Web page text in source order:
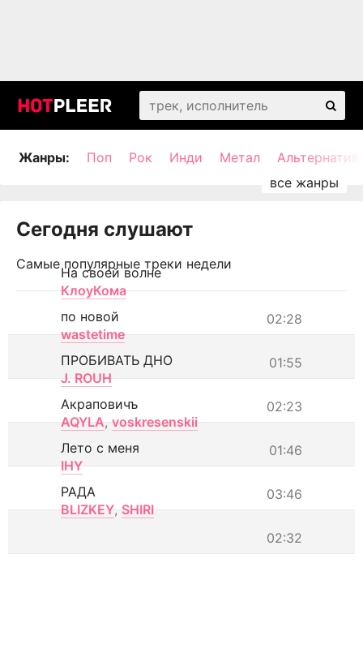
Жанры: Поп Рок Инди Метал
Сегодня слушают
Самые популярные треки недели
На своей волне
КлоуКома
02:28
по новой
wastetime
01:55
ПРОБИВАТЬ ДНО
J. ROUH
02:23
Акраповичъ
AQYLA, voskresenskii
01:46
Лето с меня
IHY
03:46
РАДА
BLIZKEY, SHIRI
02:32